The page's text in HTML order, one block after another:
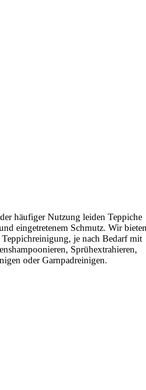
häufiger Nutzung leiden Teppiche
eingetretenem Schmutz. Wir
Teppichreinigung, je nach Bedarf mit
Sprühextrahieren,
oder Garnpadreinigen.